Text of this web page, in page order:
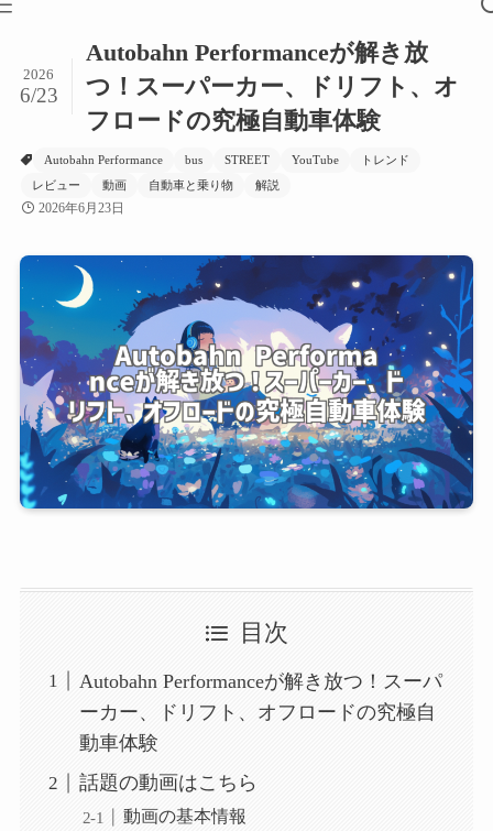
Autobahn Performanceが解き放
つ！スーパーカー、ドリフト、オ
フロードの究極自動車体験
2026
6/23
Autobahn Performance bus STREET YouTube
トレンド
レビュー
動画 自動車と乗り物 解説
2026年6月23日
目次
Autobahn Performanceが解き放つ！スーパ
ーカー、ドリフト、オフロードの究極自
動車体験
話題の動画はこちら
動画の基本情報